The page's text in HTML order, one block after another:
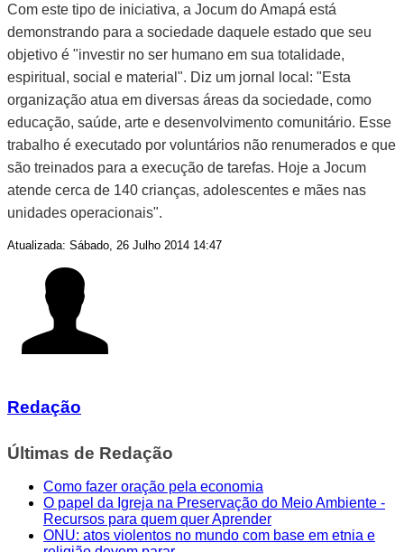
Com este tipo de iniciativa, a Jocum do Amapá está
demonstrando para a sociedade daquele estado que seu
objetivo é "investir no ser humano em sua totalidade,
espiritual, social e material". Diz um jornal local: "Esta
organização atua em diversas áreas da sociedade, como
educação, saúde, arte e desenvolvimento comunitário. Esse
trabalho é executado por voluntários não renumerados e que
são treinados para a execução de tarefas. Hoje a Jocum
atende cerca de 140 crianças, adolescentes e mães nas
unidades operacionais".
Atualizada: Sábado, 26 Julho 2014 14:47
Redação
Últimas de Redação
Como fazer oração pela economia
O papel da Igreja na Preservação do Meio Ambiente -
Recursos para quem quer Aprender
ONU: atos violentos no mundo com base em etnia e